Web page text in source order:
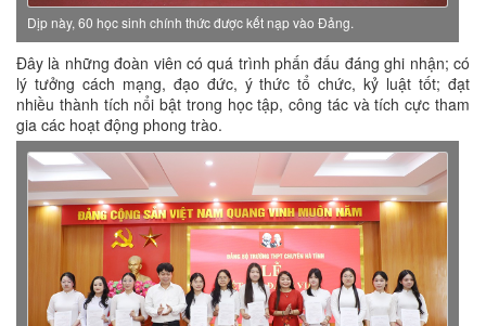
Dịp này, 60 học sinh chính thức được kết nạp vào Đảng.
Đây là những đoàn viên có quá trình phấn đấu đáng ghi nhận; có
lý tưởng cách mạng, đạo đức, ý thức tổ chức, kỷ luật tốt; đạt
nhiều thành tích nổi bật trong học tập, công tác và tích cực tham
gia các hoạt động phong trào.